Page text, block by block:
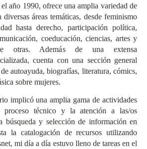
año 1990, ofrece una amplia variedad de
diversas áreas temáticas, desde feminismo
hasta derecho, participación política,
coeducación, ciencias, artes y
otras. Además de una extensa
cuenta con una sección general
autoayuda, biografías, literatura, cómics,
sobre mujeres.
implicó una amplia gama de actividades
proceso técnico y la atención a las/os
búsqueda y selección de información en
la catalogación de recursos utilizando
mi día a día estuvo lleno de tareas en el